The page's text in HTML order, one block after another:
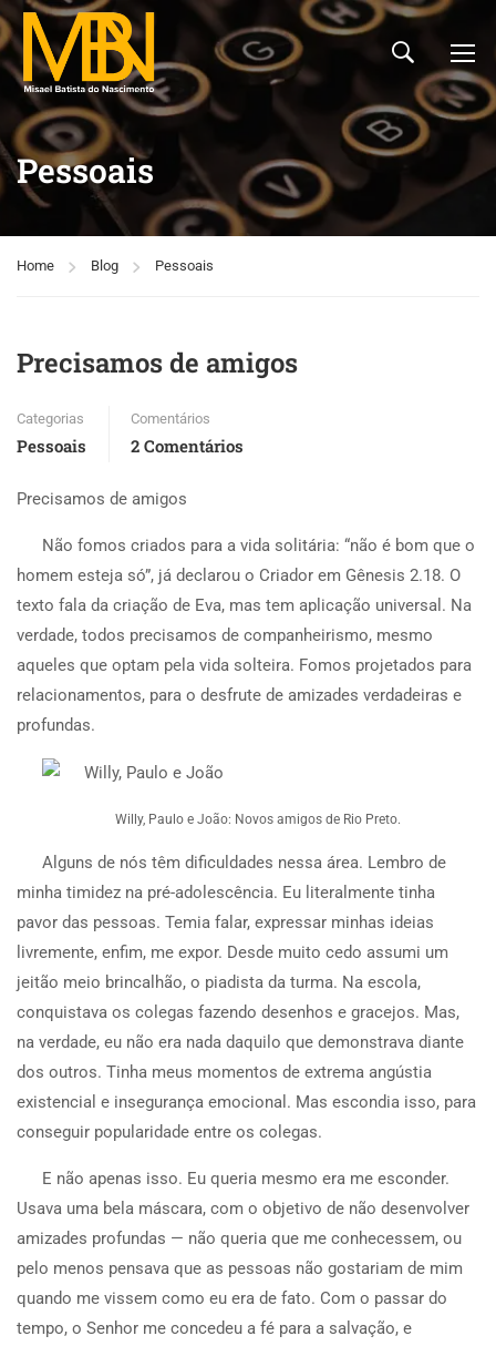
Pessoais
Home Blog Pessoais
Precisamos de amigos
Categorias
Pessoais
Comentários
2 Comentários
Precisamos de amigos
Não fomos criados para a vida solitária: “não é bom que o
homem esteja só”, já declarou o Criador em Gênesis 2.18. O
texto fala da criação de Eva, mas tem aplicação universal. Na
verdade, todos precisamos de companheirismo, mesmo
aqueles que optam pela vida solteira. Fomos projetados para
relacionamentos, para o desfrute de amizades verdadeiras e
profundas.
Willy, Paulo e João: Novos amigos de Rio Preto.
Alguns de nós têm dificuldades nessa área. Lembro de
minha timidez na pré-adolescência. Eu literalmente tinha
pavor das pessoas. Temia falar, expressar minhas ideias
livremente, enfim, me expor. Desde muito cedo assumi um
jeitão meio brincalhão, o piadista da turma. Na escola,
conquistava os colegas fazendo desenhos e gracejos. Mas,
na verdade, eu não era nada daquilo que demonstrava diante
dos outros. Tinha meus momentos de extrema angústia
existencial e insegurança emocional. Mas escondia isso, para
conseguir popularidade entre os colegas.
E não apenas isso. Eu queria mesmo era me esconder.
Usava uma bela máscara, com o objetivo de não desenvolver
amizades profundas — não queria que me conhecessem, ou
pelo menos pensava que as pessoas não gostariam de mim
quando me vissem como eu era de fato. Com o passar do
tempo, o Senhor me concedeu a fé para a salvação, e